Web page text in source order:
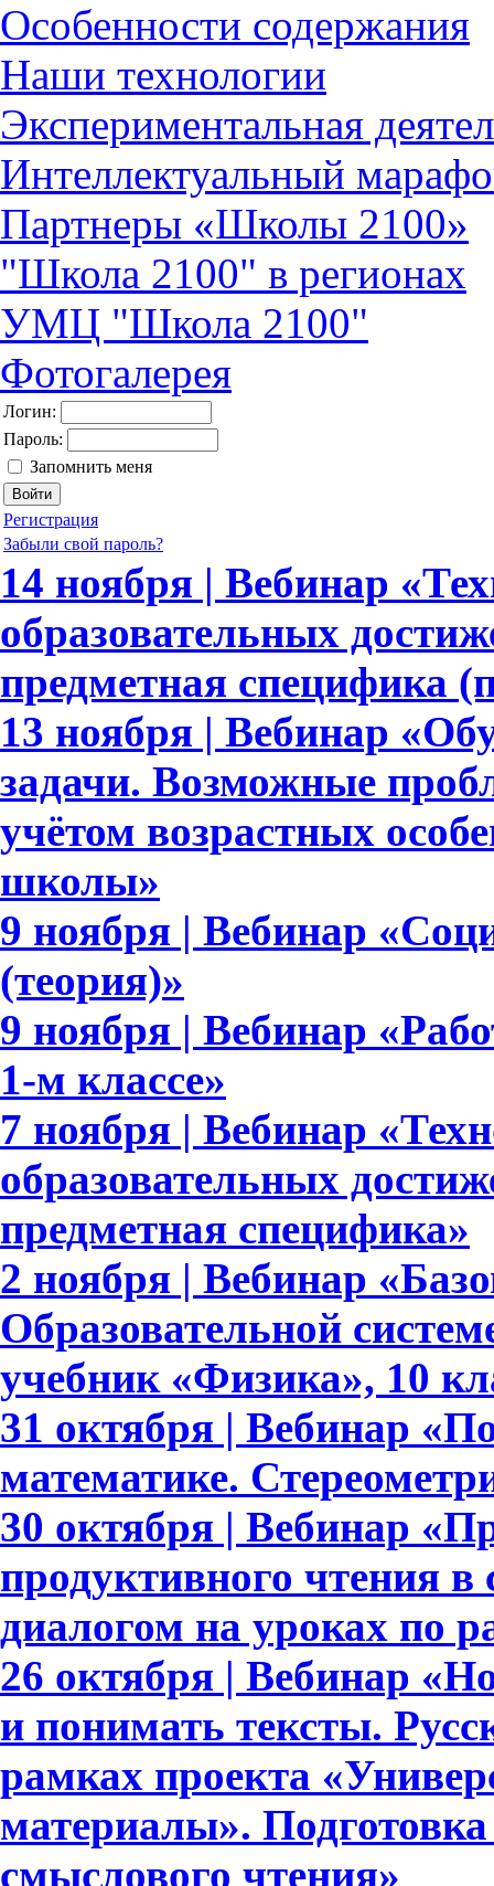
Особенности содержания
Наши технологии
Экспериментальная
Интеллектуальный
Партнеры «Школы 2100»
"Школа 2100" в регионах
УМЦ "Школа 2100"
Фотогалерея
Логин:
Пароль:
Запомнить меня
Регистрация
Забыли свой пароль?
14 ноября | Вебинар
образовательных
предметная специфика
13 ноября | Вебинар
задачи. Возможные
учётом возрастных
школы»
9 ноября | Вебинар
(теория)»
9 ноября | Вебинар
1-м классе»
7 ноября | Вебинар
образовательных
предметная специфика»
2 ноября | Вебинар
Образовательной
учебник «Физика», 10
31 октября | Вебинар
математике.
30 октября | Вебинар
продуктивного чтения
диалогом на уроках по
26 октября | Вебинар
и понимать тексты.
рамках проекта
материалы».
смыслового чтения»